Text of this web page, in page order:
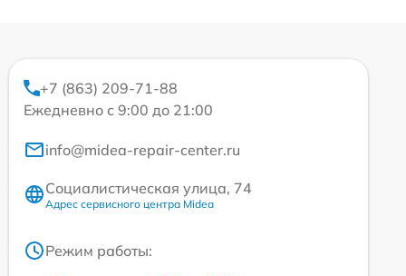
+7 (863) 209-71-88
Ежедневно с 9:00 до 21:00
info@midea-repair-center.ru
Социалистическая улица, 74
Адрес сервисного центра Midea
Режим работы: